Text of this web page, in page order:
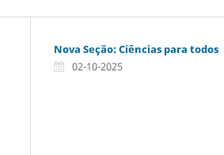
Nova Seção: Ciências para todos
02-10-2025